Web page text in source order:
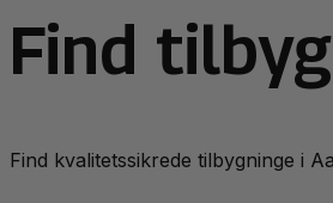
Find
Find kvalitetssikrede tilbygninge i